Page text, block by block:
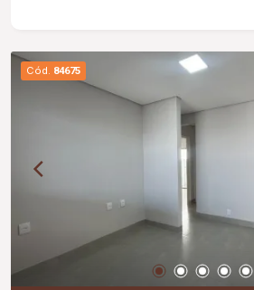
Cód. 84675